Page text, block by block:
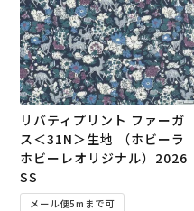
リバティプリント ファーガ
ス＜31N＞生地 （ホビーラ
ホビーレオリジナル）2026
SS
メール便5mまで可